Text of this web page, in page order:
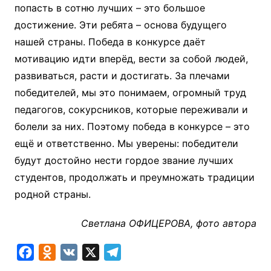
попасть в сотню лучших – это большое
достижение. Эти ребята – основа будущего
нашей страны. Победа в конкурсе даёт
мотивацию идти вперёд, вести за собой людей,
развиваться, расти и достигать. За плечами
победителей, мы это понимаем, огромный труд
педагогов, сокурсников, которые переживали и
болели за них. Поэтому победа в конкурсе – это
ещё и ответственно. Мы уверены: победители
будут достойно нести гордое звание лучших
студентов, продолжать и преумножать традиции
родной страны.
Светлана ОФИЦЕРОВА, фото автора